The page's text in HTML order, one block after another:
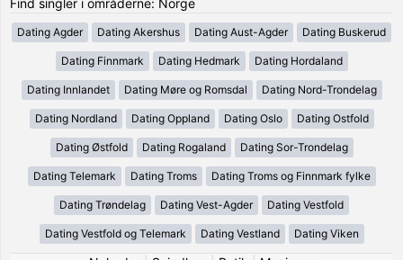
Dating Agder Dating Akershus Dating Aust-Agder Dating Buskerud
Dating Finnmark Dating Hedmark Dating Hordaland
Dating Innlandet Dating Møre og Romsdal Dating Nord-Trondelag
Dating Nordland Dating Oppland Dating Oslo Dating Ostfold
Dating Østfold Dating Rogaland Dating Sor-Trondelag
Dating Telemark Dating Troms Dating Troms og Finnmark fylke
Dating Trøndelag Dating Vest-Agder Dating Vestfold
Dating Vestfold og Telemark Dating Vestland Dating Viken